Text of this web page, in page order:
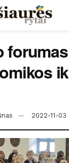
2022-11-03